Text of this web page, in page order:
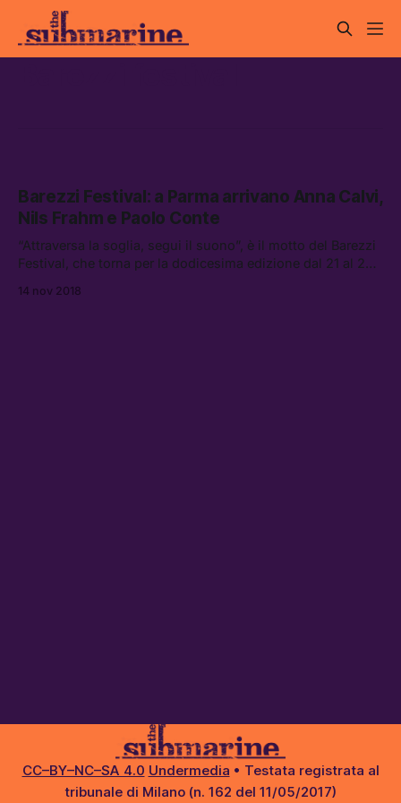
Barezzi Festival: a Parma arrivano Anna Calvi,
Nils Frahm e Paolo Conte
“Attraversa la soglia, segui il suono”, è il motto del Barezzi
Festival, che torna per la dodicesima edizione dal 21 al 24
14 nov 2018
CC–BY–NC–SA 4.0 Undermedia • Testata registrata al
tribunale di Milano (n. 162 del 11/05/2017)